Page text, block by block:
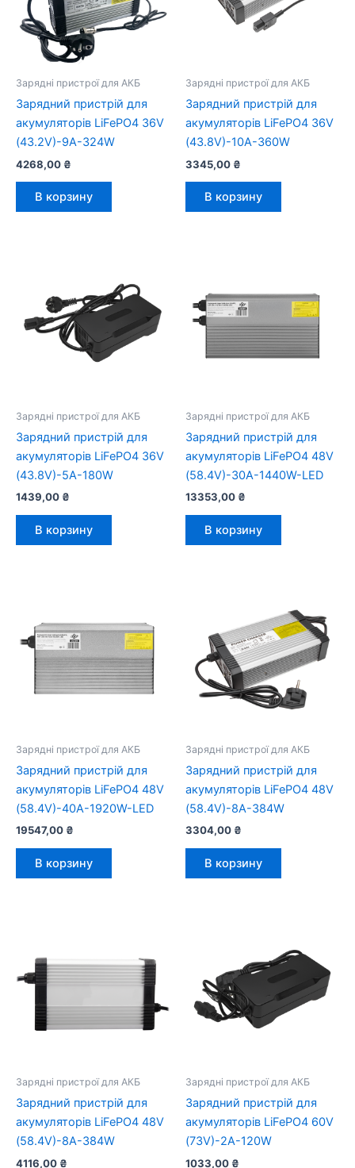
Зарядні пристрої для АКБ
Зарядний пристрій для
акумуляторів LiFePO4 36V
(43.2V)-9A-324W
4268,00 ₴
В корзину
Зарядні пристрої для АКБ
Зарядний пристрій для
акумуляторів LiFePO4 36V
(43.8V)-10A-360W
3345,00 ₴
В корзину
Зарядні пристрої для АКБ
Зарядний пристрій для
акумуляторів LiFePO4 36V
(43.8V)-5A-180W
1439,00 ₴
В корзину
Зарядні пристрої для АКБ
Зарядний пристрій для
акумуляторів LiFePO4 48V
(58.4V)-30A-1440W-LED
13353,00 ₴
В корзину
Зарядні пристрої для АКБ
Зарядний пристрій для
акумуляторів LiFePO4 48V
(58.4V)-40A-1920W-LED
19547,00 ₴
В корзину
Зарядні пристрої для АКБ
Зарядний пристрій для
акумуляторів LiFePO4 48V
(58.4V)-8A-384W
3304,00 ₴
В корзину
Зарядні пристрої для АКБ
Зарядний пристрій для
акумуляторів LiFePO4 48V
(58.4V)-8A-384W
4116,00 ₴
Зарядні пристрої для АКБ
Зарядний пристрій для
акумуляторів LiFePO4 60V
(73V)-2A-120W
1033,00 ₴